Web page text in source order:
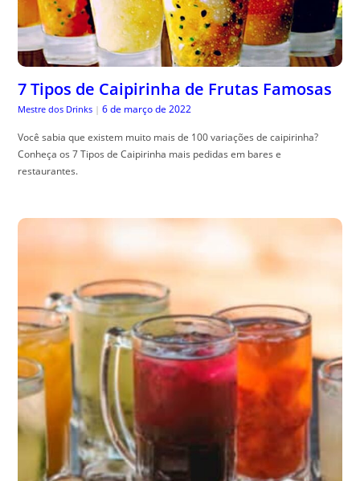
7 Tipos de Caipirinha de Frutas Famosas
Mestre dos Drinks | 6 de março de 2022
Você sabia que existem muito mais de 100 variações de caipirinha?
Conheça os 7 Tipos de Caipirinha mais pedidas em bares e
restaurantes.